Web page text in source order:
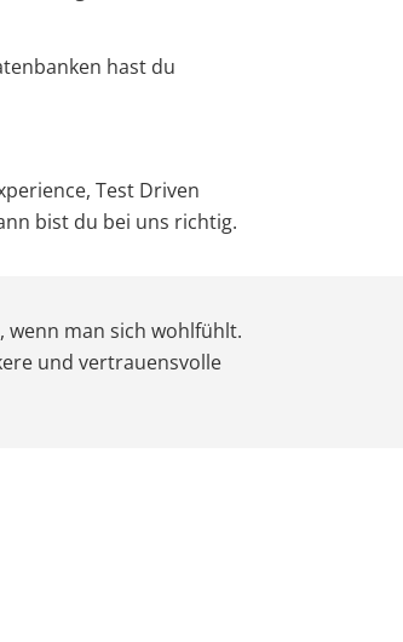
hast du
Test Driven
bist du bei uns richtig.
wenn man sich wohlfühlt.
und vertrauensvolle